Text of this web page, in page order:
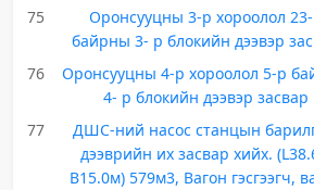
75
Оронсууцны 3-р хороолол
байрны 3- р блокийн дээвэр
76
Оронсууцны 4-р хороолол 5-р
4- р блокийн дээвэр засвар
77
ДШС-ний насос станцын
дээврийн их засвар хийх.
B15.0м) 579м3, Вагон гэсгээгч,